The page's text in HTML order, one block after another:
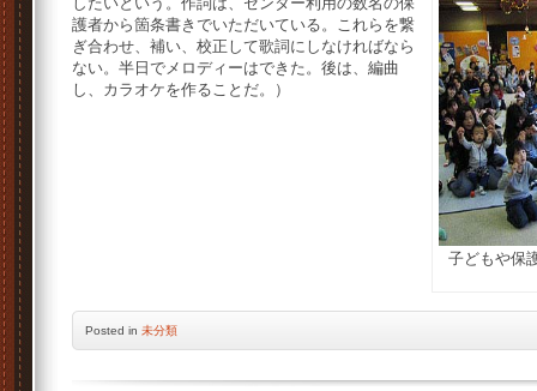
子どもや保
護者から箇条書きでいただいている。これらを繋
ぎ合わせ、補い、校正して歌詞にしなければなら
ない。半日でメロディーはできた。後は、編曲
し、カラオケを作ることだ。）
Posted in 未分類